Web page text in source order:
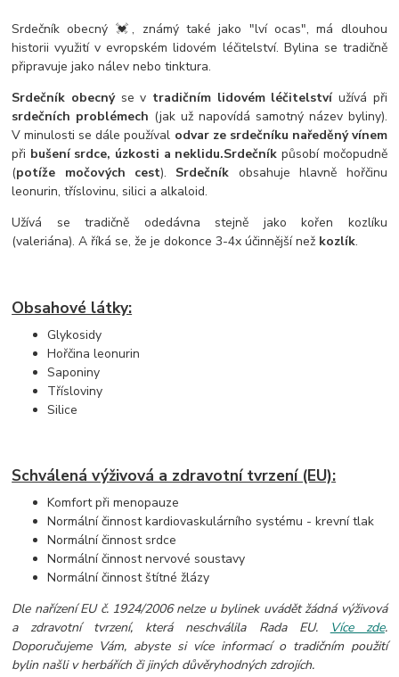
Srdečník obecný 💓, známý také jako "lví ocas", má dlouhou
historii využití v evropském lidovém léčitelství. Bylina se tradičně
připravuje jako nálev nebo tinktura.
Srdečník obecný se v tradičním lidovém léčitelstvíužívá při
srdečních problémech (jak už napovídá samotný název byliny).
V minulosti se dále používal odvar ze srdečníku naředěný vínem
při bušení srdce, úzkosti a neklidu.Srdečníkpůsobí močopudně
(potíže močových cest). Srdečník obsahuje hlavně hořčinu
leonurin, tříslovinu, silici a alkaloid.
Užívá se tradičně odedávna stejně jako kořen kozlíku
(valeriána). A říká se, že je dokonce 3-4x účinnější než kozlík.
Obsahové látky:
Glykosidy
Hořčina leonurin
Saponiny
Třísloviny
Silice
Schválená výživová a zdravotní tvrzení (EU):
Komfort při menopauze
Normální činnost kardiovaskulárního systému - krevní tlak
Normální činnost srdce
Normální činnost nervové soustavy
Normální činnost štítné žlázy
Dle nařízení EU č. 1924/2006 nelze u bylinek uvádět žádná výživová
a zdravotní tvrzení, která neschválila Rada EU.
Více zde.
Doporučujeme Vám, abyste si více informací o tradičním použití
bylin našli v herbářích či jiných důvěryhodných zdrojích.